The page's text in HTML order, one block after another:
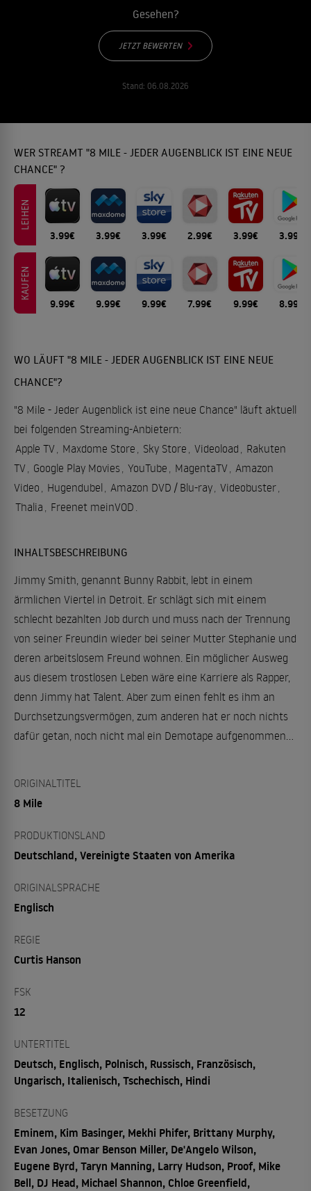
Gesehen?
JETZT BEWERTEN
Stand: 06.08.2026
WER STREAMT "8 MILE - JEDER AUGENBLICK IST EINE NEUE
CHANCE" ?
LEIHEN
3.99€ 3.99€ 3.99€ 2.99€ 3.99€ 3.99€
KAUFEN
9.99€ 9.99€ 9.99€ 7.99€ 9.99€ 8.99€
WO LÄUFT "8 MILE - JEDER AUGENBLICK IST EINE NEUE
CHANCE"?
"8 Mile - Jeder Augenblick ist eine neue Chance" läuft aktuell
bei folgenden Streaming-Anbietern:
Apple TV, Maxdome Store , Sky Store , Videoload , Rakuten
TV, Google Play Movies, YouTube , MagentaTV, Amazon
Video , Hugendubel , Amazon DVD / Blu-ray, Videobuster,
Thalia , Freenet meinVOD .
INHALTSBESCHREIBUNG
Jimmy Smith, genannt Bunny Rabbit, lebt in einem
ärmlichen Viertel in Detroit. Er schlägt sich mit einem
schlecht bezahlten Job durch und muss nach der Trennung
von seiner Freundin wieder bei seiner Mutter Stephanie und
deren arbeitslosem Freund wohnen. Ein möglicher Ausweg
aus diesem trostlosen Leben wäre eine Karriere als Rapper,
denn Jimmy hat Talent. Aber zum einen fehlt es ihm an
Durchsetzungsvermögen, zum anderen hat er noch nichts
dafür getan, noch nicht mal ein Demotape aufgenommen...
ORIGINALTITEL
8 Mile
PRODUKTIONSLAND
Deutschland, Vereinigte Staaten von Amerika
ORIGINALSPRACHE
Englisch
REGIE
Curtis Hanson
FSK
12
UNTERTITEL
Deutsch, Englisch, Polnisch, Russisch, Französisch,
Ungarisch, Italienisch, Tschechisch, Hindi
BESETZUNG
Eminem, Kim Basinger, Mekhi Phifer, Brittany Murphy,
Evan Jones, Omar Benson Miller, De'Angelo Wilson,
Eugene Byrd, Taryn Manning, Larry Hudson, Proof, Mike
Bell, DJ Head, Michael Shannon, Chloe Greenfield,